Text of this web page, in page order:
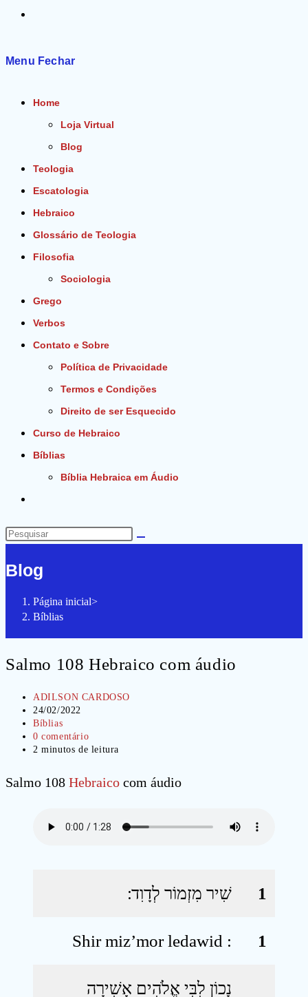
Menu Fechar
Home
Loja Virtual
Blog
Teologia
Escatologia
Hebraico
Glossário de Teologia
Filosofia
Sociologia
Grego
Verbos
Contato e Sobre
Política de Privacidade
Termos e Condições
Direito de ser Esquecido
Curso de Hebraico
Bíblias
Bíblia Hebraica em Áudio
do
site
Pesquisar
site
Blog
Página inicial>
Bíblias
Salmo 108 Hebraico com áudio
Autor
do
post:
ADILSON CARDOSO
Post
publicado:
24/02/2022
Categoria
do
post:
Bíblias
Comentários
do
0 comentário
Tempo
2 minutos de leitura
Salmo 108 Hebraico com áudio
שִׁיר מִזְמוֹר לְדָוִד ׃ 1
Shir miz’mor ledawid : 1
נָכוֹן לִבִּי אֱלֹהִים אָשִׁירָה